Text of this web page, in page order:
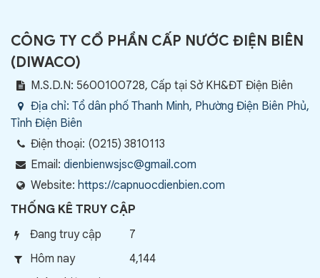
CÔNG TY CỔ PHẦN CẤP NƯỚC ĐIỆN BIÊN
(DIWACO)
M.S.D.N: 5600100728, Cấp tại Sở KH&ĐT Điện Biên
Địa chỉ: Tổ dân phố Thanh Minh, Phường Điện Biên Phủ,
Tỉnh Điện Biên
Điện thoại: (0215) 3810113
Email: dienbienwsjsc@gmail.com
Website: https://capnuocdienbien.com
THỐNG KÊ TRUY CẬP
Đang truy cập
7
Hôm nay
4,144